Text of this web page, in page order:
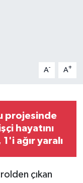
A- A+
projesinde
hayatını
ağır yaralı
çıkan